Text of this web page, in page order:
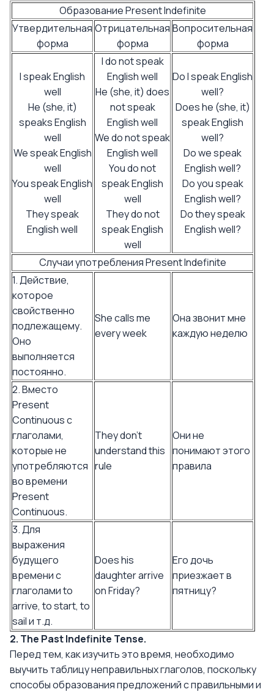
Образование Present Indefinite
Утвердительная
форма
Отрицательная
форма
Вопросительная
форма
I speak English
well
He (she, it)
speaks English
well
We speak English
well
You speak English
well
They speak
English well
I do not speak
English well
He (she, it) does
not speak
English well
We do not speak
English well
You do not
speak English
well
They do not
speak English
well
Do I speak English
well?
Does he (she, it)
speak English
well?
Do we speak
English well?
Do you speak
English well?
Do they speak
English well?
Случаи употребления Present Indefinite
1. Действие,
которое
свойственно
подлежащему.
Оно
выполняется
постоянно.
She calls me
every week
Она звонит мне
каждую неделю
2. Вместо
Present
Continuous с
глаголами,
которые не
употребляются
во времени
Present
Continuous.
They don't
understand this
rule
Они не
понимают этого
правила
3. Для
выражения
будущего
времени с
глаголами to
arrive, to start, to
sail и т.д.
Does his
daughter arrive
on Friday?
Его дочь
приезжает в
пятницу?
2. The Past Indefinite Tense.
Перед тем, как изучить это время, необходимо
выучить таблицу неправильных глаголов, поскольку
способы образования предложений с правильными и